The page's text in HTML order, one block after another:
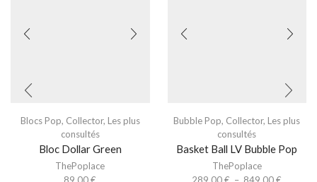
Blocs Pop, Collector, Les plus
consultés
Bloc Dollar Green
ThePoplace
89.00€
Bubble Pop, Collector, Les plus
consultés
Basket Ball LV Bubble Pop
ThePoplace
289.00€ – 849.00€